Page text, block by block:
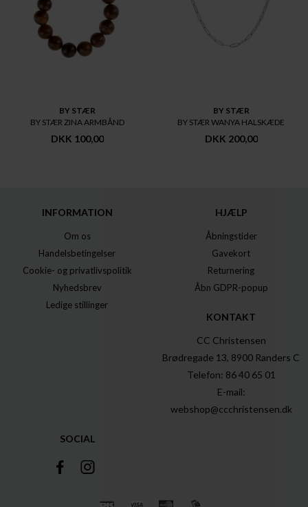
BY STÆR
BY STÆR ZINA ARMBÅND
DKK 100,00
BY STÆR
BY STÆR WANYA HALSKÆDE
DKK 200,00
INFORMATION
Om os
Handelsbetingelser
Cookie- og privatlivspolitik
Nyhedsbrev
Ledige stillinger
HJÆLP
Åbningstider
Gavekort
Returnering
Åbn GDPR-popup
KONTAKT
CC Christensen
Brødregade 13, 8900 Randers C
Telefon: 86 40 65 01
E-mail:
webshop@ccchristensen.dk
SOCIAL